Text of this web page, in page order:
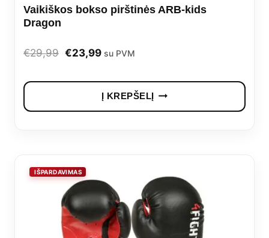
Vaikiškos bokso pirštinės ARB-kids
Dragon
€29,99 Original
€29,99.
€23,99Current
is:
€23,99.
su PVM
Į KREPŠELĮ